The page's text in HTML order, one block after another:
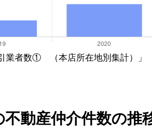
業者数① （本店所在地別集計）」
動産仲介件数の推